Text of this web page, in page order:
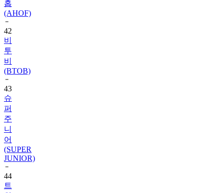
42
비
투
비
(BTOB)
43
슈
퍼
주
니
어
(SUPER
JUNIOR)
44
트
와
이